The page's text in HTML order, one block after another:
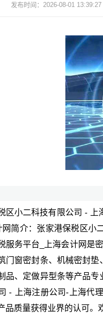
发布时间：2026-08-01 13:39:27
区小二科技有限公司 -
网简介：张家港保税区小
服务平台_上海会计网是
门窗密封条、机械密封垫
品、定做异型条等产品
- 上海注册公司-上海代
品质量获得业界的认可。